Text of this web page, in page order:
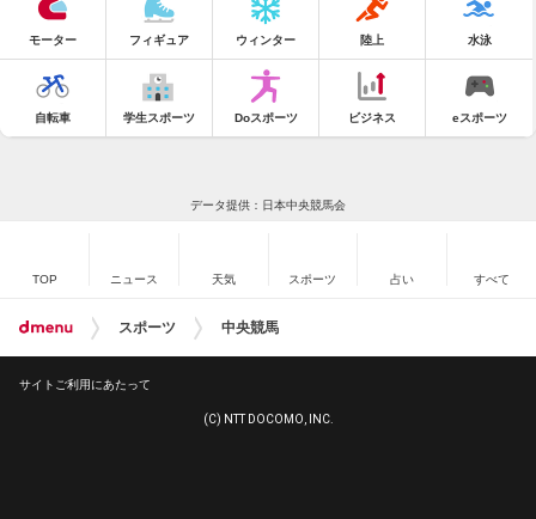
モーター フィギュア ウィンター 陸上 水泳
自転車 学生スポーツ Doスポーツ ビジネス eスポーツ
データ提供：日本中央競馬会
TOP ニュース 天気 スポーツ 占い すべて
スポーツ 中央競馬
サイトご利用にあたって
(C) NTT DOCOMO, INC.